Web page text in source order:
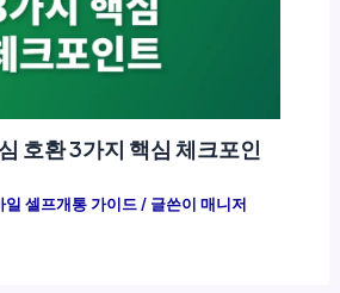
호환 3가지 핵심 체크포인
일 셀프개통 가이드/ 글쓴이 매니저